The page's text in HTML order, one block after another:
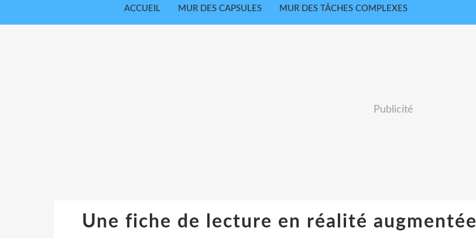
ACCUEIL MUR DES CAPSULES MUR DES TÂCHES COMPLEXES
Publicité
Une fiche de lecture en réalité augmentée